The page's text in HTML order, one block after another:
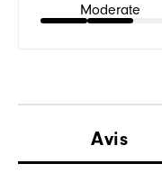
Moderate
Avis